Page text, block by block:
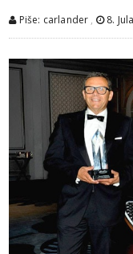
Piše: carlander , 8.